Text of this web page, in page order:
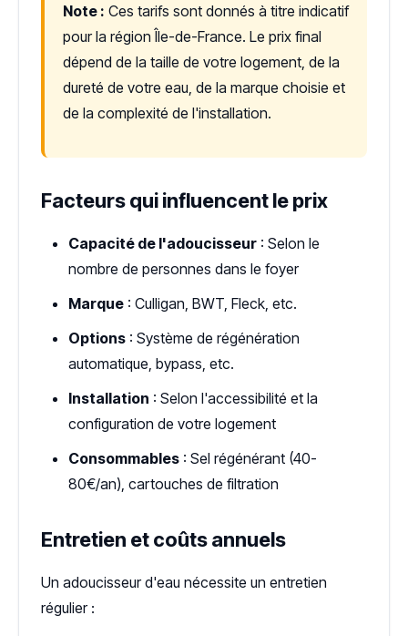
Note : Ces tarifs sont donnés à titre indicatif
pour la région Île-de-France. Le prix final
dépend de la taille de votre logement, de la
dureté de votre eau, de la marque choisie et
de la complexité de l'installation.
Facteurs qui influencent le prix
Capacité de l'adoucisseur : Selon le
nombre de personnes dans le foyer
Marque : Culligan, BWT, Fleck, etc.
Options : Système de régénération
automatique, bypass, etc.
Installation : Selon l'accessibilité et la
configuration de votre logement
Consommables : Sel régénérant (40-
80€/an), cartouches de filtration
Entretien et coûts annuels
Un adoucisseur d'eau nécessite un entretien
régulier :